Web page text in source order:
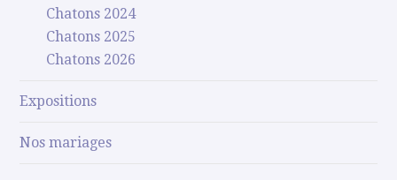
Chatons 2024
Chatons 2025
Chatons 2026
Expositions
Nos mariages